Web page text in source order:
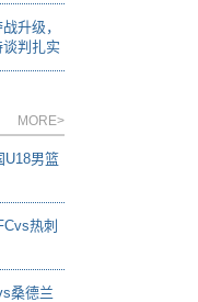
升级，
谈判扎实
MORE>
U18男篮
热刺
桑德兰